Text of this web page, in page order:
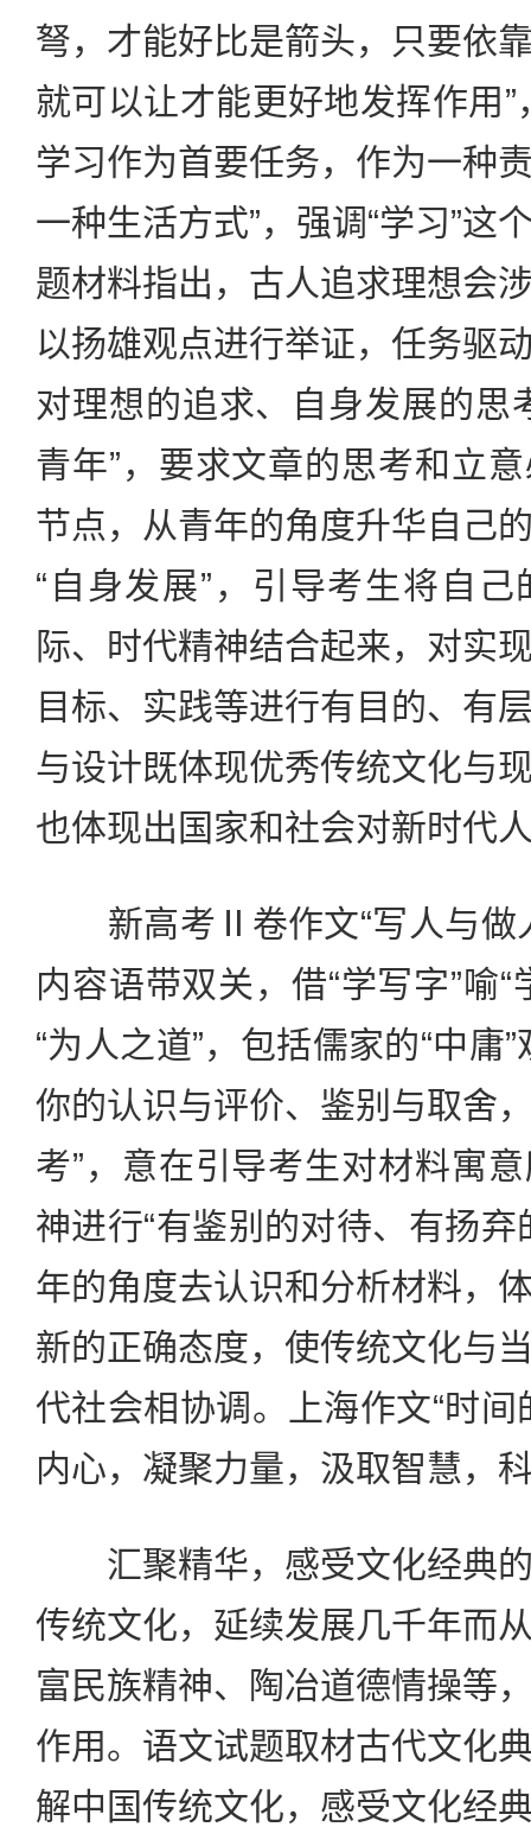
弩，才能好比是箭头，只要依
就可以让才能更好地发挥作用”
学习作为首要任务，作为一种
一种生活方式”，强调“学习”这
题材料指出，古人追求理想会
以扬雄观点进行举证，任务驱
对理想的追求、自身发展的思
青年”，要求文章的思考和立
节点，从青年的角度升华自己
“自身发展”，引导考生将自
际、时代精神结合起来，对实
目标、实践等进行有目的、有
与设计既体现优秀传统文化与
也体现出国家和社会对新时代
新高考Ⅱ卷作文“写人与做
内容语带双关，借“学写字”喻
“为人之道”，包括儒家的“中庸
你的认识与评价、鉴别与取舍
考”，意在引导考生对材料寓
神进行“有鉴别的对待、有扬弃
年的角度去认识和分析材料，
新的正确态度，使传统文化与
代社会相协调。上海作文“时间
内心，凝聚力量，汲取智慧，
汇聚精华，感受文化经典的
传统文化，延续发展几千年而
富民族精神、陶冶道德情操等
作用。语文试题取材古代文化
解中国传统文化，感受文化经